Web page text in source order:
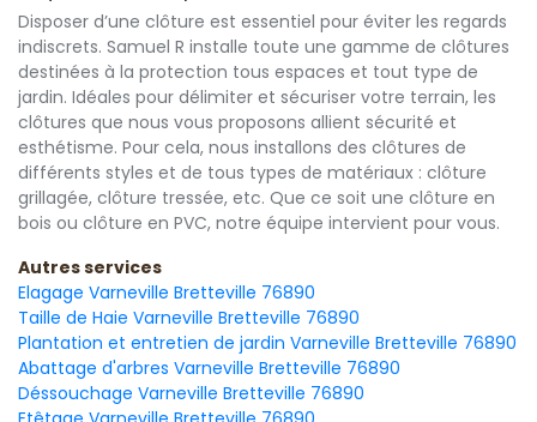
Disposer d’une clôture est essentiel pour éviter les regards
indiscrets. Samuel R installe toute une gamme de clôtures
destinées à la protection tous espaces et tout type de
jardin. Idéales pour délimiter et sécuriser votre terrain, les
clôtures que nous vous proposons allient sécurité et
esthétisme. Pour cela, nous installons des clôtures de
différents styles et de tous types de matériaux : clôture
grillagée, clôture tressée, etc. Que ce soit une clôture en
bois ou clôture en PVC, notre équipe intervient pour vous.
Autres services
Elagage Varneville Bretteville 76890
Taille de Haie Varneville Bretteville 76890
Plantation et entretien de jardin Varneville Bretteville 76890
Abattage d'arbres Varneville Bretteville 76890
Déssouchage Varneville Bretteville 76890